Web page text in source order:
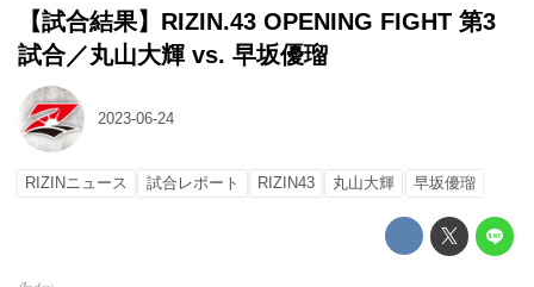
【試合結果】RIZIN.43 OPENING FIGHT 第3
試合／丸山大輝 vs. 早坂優瑠
2023-06-24
RIZINニュース 試合レポート RIZIN43 丸山大輝 早坂優瑠